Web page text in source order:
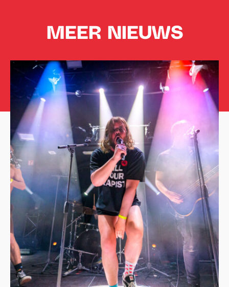
MEER NIEUWS